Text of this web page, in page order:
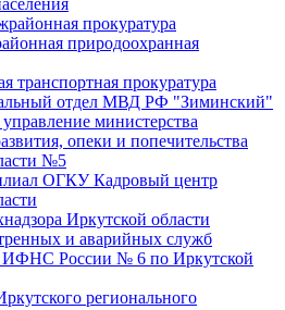
прокуратура
природоохранная
транспортная прокуратура
отдел МВД РФ "Зиминский"
министерства
опеки и попечительства
№5
ОГКУ Кадровый центр
Иркутской области
и аварийных служб
России № 6 по Иркутской
регионального